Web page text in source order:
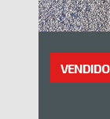
VENDIDO